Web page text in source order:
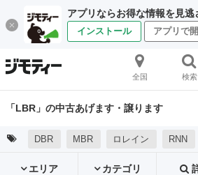
アプリならお得な情報を見逃
インストール アプリで
全国 検索
「LBR」の中古あげます・譲ります
DBR MBR ロレイン RNN
エリア カテゴリ